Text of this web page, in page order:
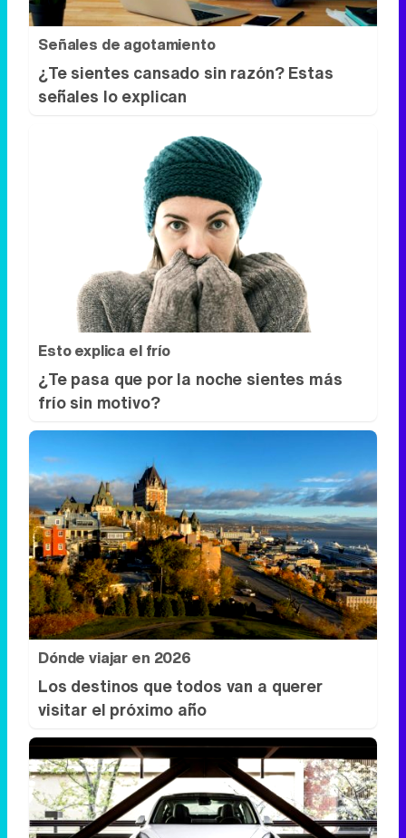
Señales de agotamiento
¿Te sientes cansado sin razón? Estas
señales lo explican
Esto explica el frío
¿Te pasa que por la noche sientes más
frío sin motivo?
Dónde viajar en 2026
Los destinos que todos van a querer
visitar el próximo año